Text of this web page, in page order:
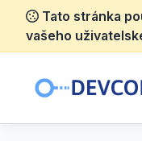
Tato stránka
vašeho